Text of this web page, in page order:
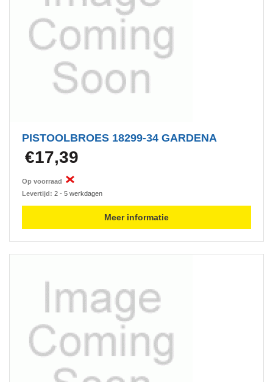
PISTOOLBROES 18299-34 GARDENA
€17,39
Op voorraad
Levertijd: 2 - 5 werkdagen
Meer informatie